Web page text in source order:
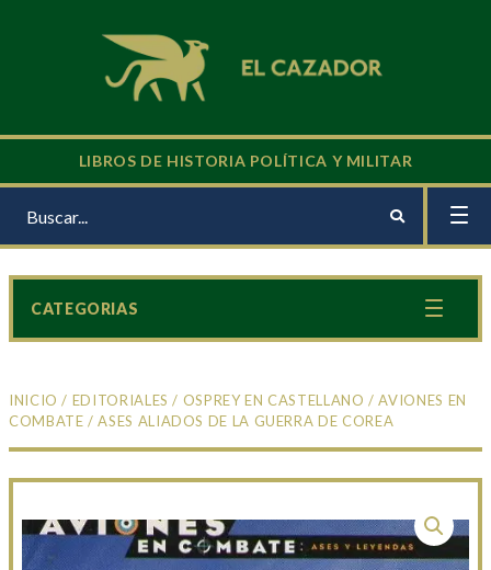
LIBROS DE HISTORIA POLÍTICA Y MILITAR
INICIO / EDITORIALES / OSPREY EN CASTELLANO /AVIONES EN
COMBATE / ASES ALIADOS DE LA GUERRA DE COREA
CATEGORIAS